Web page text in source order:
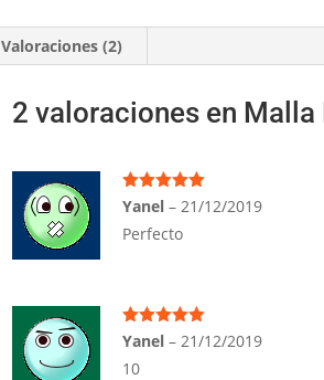
Valoraciones (2)
2 valoraciones en Malla
Valorado
con5de 5
Yanel– 21/12/2019
Perfecto
Valorado
con5de 5
Yanel– 21/12/2019
10